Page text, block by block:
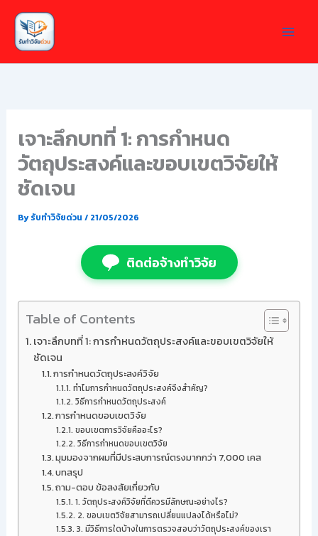
Skip
content
เจาะลึกบทที่ 1: การกำหนด
วัตถุประสงค์และขอบเขตวิจัยให้
ชัดเจน
Byรับทำวิจัยด่วน / 21/05/2026
ติดต่อจ้างทำวิจัย
Table of Contents
เจาะลึกบทที่ 1: การกำหนดวัตถุประสงค์และขอบเขตวิจัยให้
ชัดเจน
การกำหนดวัตถุประสงค์วิจัย
ทำไมการกำหนดวัตถุประสงค์จึงสำคัญ?
วิธีการกำหนดวัตถุประสงค์
การกำหนดขอบเขตวิจัย
ขอบเขตการวิจัยคืออะไร?
วิธีการกำหนดขอบเขตวิจัย
มุมมองจากผมที่มีประสบการณ์ตรงมากกว่า 7,000 เคส
บทสรุป
ถาม-ตอบ ข้อสงสัยเกี่ยวกับ
1. วัตถุประสงค์วิจัยที่ดีควรมีลักษณะอย่างไร?
2. ขอบเขตวิจัยสามารถเปลี่ยนแปลงได้หรือไม่?
3. มีวิธีการใดบ้างในการตรวจสอบว่าวัตถุประสงค์ของเรา